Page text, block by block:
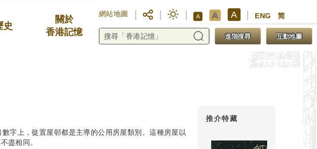
史
關於
香港記憶
網站地圖 A A A ENG 简
進階搜尋 互動地圖
字上，徙置屋邨都是主導的公用房屋類別。這種房屋以
盡相同。
推介特藏